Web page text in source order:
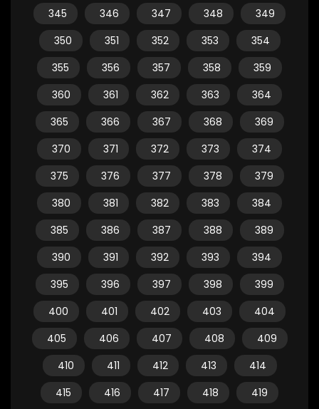
345
346 347 348
349
350
351 352 353
354
355
356 357 358
359
360
361 362 363
364
365
366 367 368
369
370
371 372 373
374
375
376 377 378
379
380
381 382 383
384
385
386 387 388
389
390
391 392 393
394
395
396 397 398
399
400
401 402 403
404
405
406 407 408
409
410
411 412 413
414
415
416 417 418 419